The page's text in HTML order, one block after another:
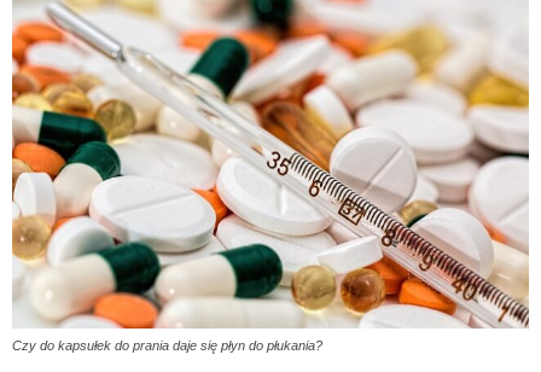
Czy do kapsułek do prania daje się płyn do płukania?